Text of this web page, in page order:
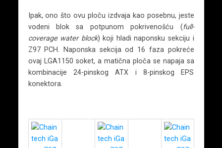
Ipak, ono što ovu ploču izdvaja kao posebnu, jeste
vodeni blok sa potpunom pokrivenošću (full-
coverage water block) koji hladi naponsku sekciju i
Z97 PCH. Naponska sekcija od 16 faza pokreće
ovaj LGA1150 soket, a matična ploča se napaja sa
kombinacije 24-pinskog ATX i 8-pinskog EPS
konektora.